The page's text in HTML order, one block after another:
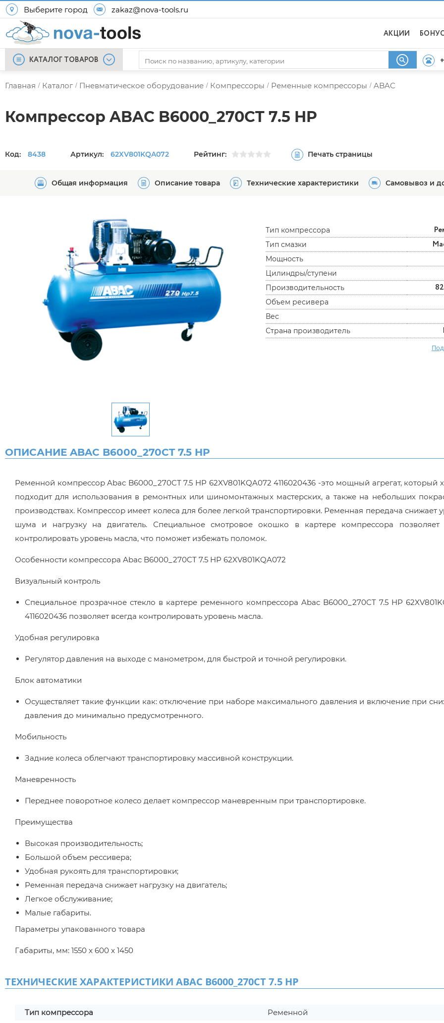
Выберите город zakaz@nova-tools.ru
АКЦИИ
КАТАЛОГ ТОВАРОВ
Главная / Каталог / Пневматическое оборудование / Компрессоры / Ременные компрессоры / ABAC
Компрессор ABAC B6000_270CT 7.5 HP
Код: 8438 Артикул: 62XV801KQA072 Рейтинг: Печать страницы
Общая информация Описание товара Технические характеристики Самовывоз и
Тип компрессора
Тип смазки
Мощность
Цилиндры/ступени
Производительность
Объем ресивера
Вес
Страна производитель
ОПИСАНИЕ ABAC B6000_270CT 7.5 HP
Ременной компрессор Abac B6000_270CТ 7.5 HP 62XV801KQA072 4116020436 -это мощный агрегат, который
подходит для использования в ремонтных или шиномонтажных мастерских, а также на небольших
производствах. Компрессор имеет колеса для более легкой транспортировки. Ременная передача снижает
шума и нагрузку на двигатель. Специальное смотровое окошко в картере компрессора позволяет
контролировать уровень масла, что поможет избежать поломок.
Особенности компрессора Abac B6000_270CT 7.5 HP 62XV801KQA072
Визуальный контроль
Специальное прозрачное стекло в картере ременного компрессора Abac B6000_270CТ 7.5 HP
4116020436 позволяет всегда контролировать уровень масла.
Удобная регулировка
Регулятор давления на выходе с манометром, для быстрой и точной регулировки.
Блок автоматики
Осуществляет такие функции как: отключение при наборе максимального давления и включение при
давления до минимально предусмотренного.
Мобильность
Задние колеса облегчают транспортировку массивной конструкции.
Маневренность
Переднее поворотное колесо делает компрессор маневренным при транспортировке.
Преимущества
Высокая производительность;
Большой объем рессивера;
Удобная рукоять для транспортировки;
Ременная передача снижает нагрузку на двигатель;
Легкое обслуживание;
Малые габариты.
Параметры упакованного товара
Габариты, мм: 1550 x 600 x 1450
ТЕХНИЧЕСКИЕ ХАРАКТЕРИСТИКИ ABAC B6000_270CT 7.5 HP
Тип компрессора
Ременной